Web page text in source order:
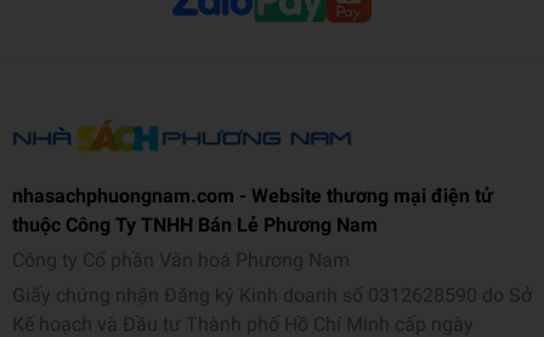
nhasachphuongnam.com - Website thương mại điện tử
thuộc Công Ty TNHH Bán Lẻ Phương Nam
Công ty Cổ phần Văn hoá Phương Nam
Giấy chứng nhận Đăng ký Kinh doanh số 0312628590 do Sở
Kế hoạch và Đầu tư Thành phố Hồ Chí Minh cấp ngày